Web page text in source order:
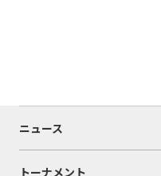
ニュース
トーナメント